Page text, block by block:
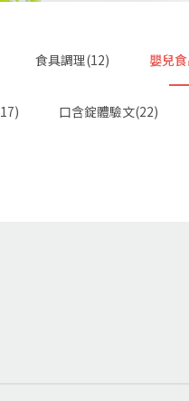
食具調理(12) 嬰兒
口含錠體驗文(22)